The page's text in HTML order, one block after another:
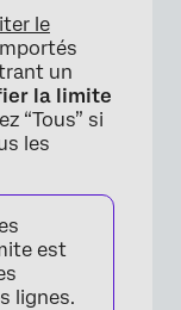
×
le
un
la limite
“Tous” si
les
est
lignes.